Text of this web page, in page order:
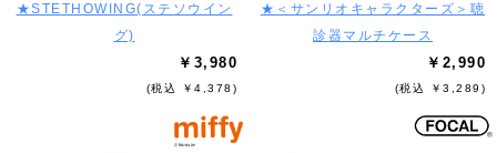
★STETHOWING(ステソウイン
グ)
￥3,980
(税込 ￥4,378)
★＜サンリオキャラクターズ＞聴
診器マルチケース
￥2,990
(税込 ￥3,289)